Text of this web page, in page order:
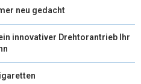
neu gedacht
innovativer Drehtorantrieb Ihr